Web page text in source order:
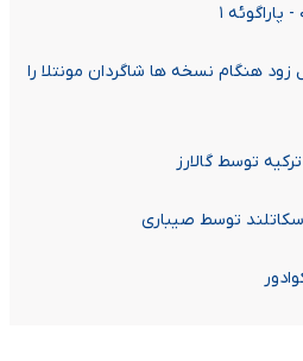
؛ تک گل زود هنگام نسخه ها شاگردان مونتلا را
توسط گالارز
توسط صیباری